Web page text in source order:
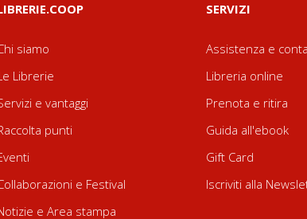
siamo
Librerie
e vantaggi
punti
e Festival
e Area stampa
SERVIZI
Assistenza e
Libreria online
Prenota e ritira
Guida all'ebook
Gift Card
Iscriviti alla